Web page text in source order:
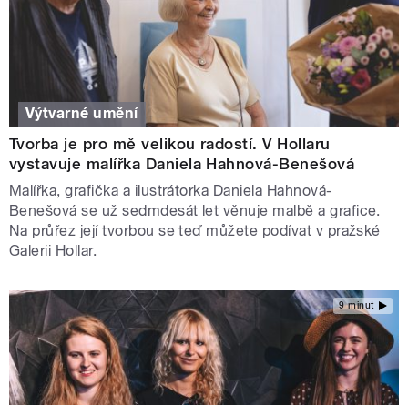
Výtvarné umění
Tvorba je pro mě velikou radostí. V Hollaru
vystavuje malířka Daniela Hahnová-Benešová
Malířka, grafička a ilustrátorka Daniela Hahnová-
Benešová se už sedmdesát let věnuje malbě a grafice.
Na průřez její tvorbou se teď můžete podívat v pražské
Galerii Hollar.
9 minut